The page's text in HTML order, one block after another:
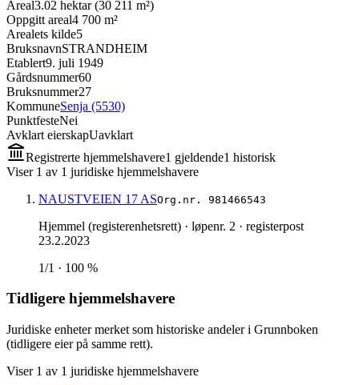
Areal3.02 hektar (30 211 m²)
Oppgitt areal4 700 m²
Arealets kilde5
BruksnavnSTRANDHEIM
Etablert9. juli 1949
Gårdsnummer60
Bruksnummer27
KommuneSenja (5530)
PunktfesteNei
Avklart eierskapUavklart
Registrerte hjemmelshavere1 gjeldende1 historisk
Viser 1 av 1 juridiske hjemmelshavere
NAUSTVEIEN 17 ASOrg.nr. 981466543
Hjemmel (registerenhetsrett) · løpenr. 2 · registerpost
23.2.2023
1/1 · 100 %
Tidligere hjemmelshavere
Juridiske enheter merket som historiske andeler i Grunnboken
(tidligere eier på samme rett).
Viser 1 av 1 juridiske hjemmelshavere